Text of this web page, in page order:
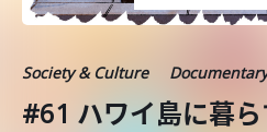
Society & Culture Documentary
#61 ハワイ島に暮